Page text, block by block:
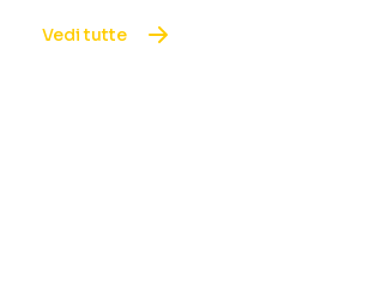
Vedi tutte